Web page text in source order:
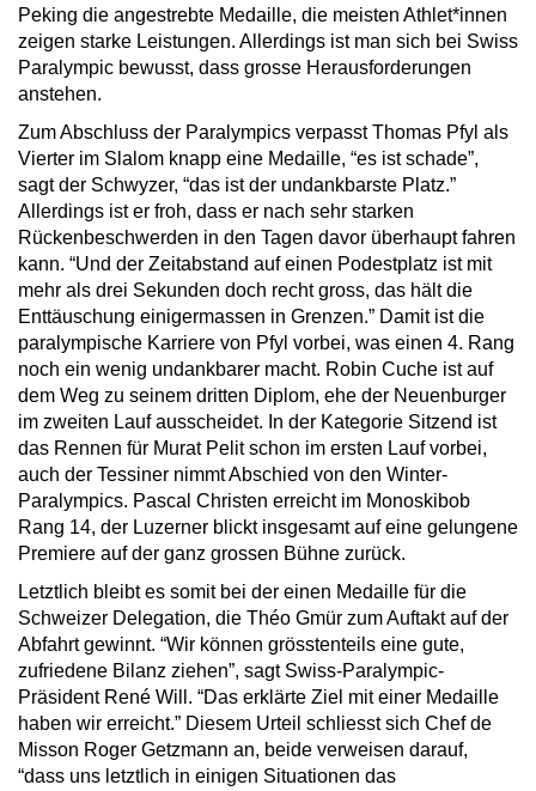
Peking die angestrebte Medaille, die meisten Athlet*innen
zeigen starke Leistungen. Allerdings ist man sich bei Swiss
Paralympic bewusst, dass grosse Herausforderungen
anstehen.
Zum Abschluss der Paralympics verpasst Thomas Pfyl als
Vierter im Slalom knapp eine Medaille, “es ist schade”,
sagt der Schwyzer, “das ist der undankbarste Platz.”
Allerdings ist er froh, dass er nach sehr starken
Rückenbeschwerden in den Tagen davor überhaupt fahren
kann. “Und der Zeitabstand auf einen Podestplatz ist mit
mehr als drei Sekunden doch recht gross, das hält die
Enttäuschung einigermassen in Grenzen.” Damit ist die
paralympische Karriere von Pfyl vorbei, was einen 4. Rang
noch ein wenig undankbarer macht. Robin Cuche ist auf
dem Weg zu seinem dritten Diplom, ehe der Neuenburger
im zweiten Lauf ausscheidet. In der Kategorie Sitzend ist
das Rennen für Murat Pelit schon im ersten Lauf vorbei,
auch der Tessiner nimmt Abschied von den Winter-
Paralympics. Pascal Christen erreicht im Monoskibob
Rang 14, der Luzerner blickt insgesamt auf eine gelungene
Premiere auf der ganz grossen Bühne zurück.
Letztlich bleibt es somit bei der einen Medaille für die
Schweizer Delegation, die Théo Gmür zum Auftakt auf der
Abfahrt gewinnt. “Wir können grösstenteils eine gute,
zufriedene Bilanz ziehen”, sagt Swiss-Paralympic-
Präsident René Will. “Das erklärte Ziel mit einer Medaille
haben wir erreicht.” Diesem Urteil schliesst sich Chef de
Misson Roger Getzmann an, beide verweisen darauf,
“dass uns letztlich in einigen Situationen das